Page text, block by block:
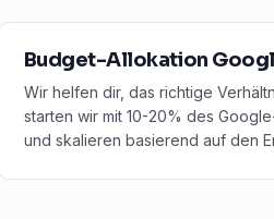
Budget-Allokation
Wir helfen dir, das richtige
starten wir mit 10-20% des
und skalieren basierend auf den